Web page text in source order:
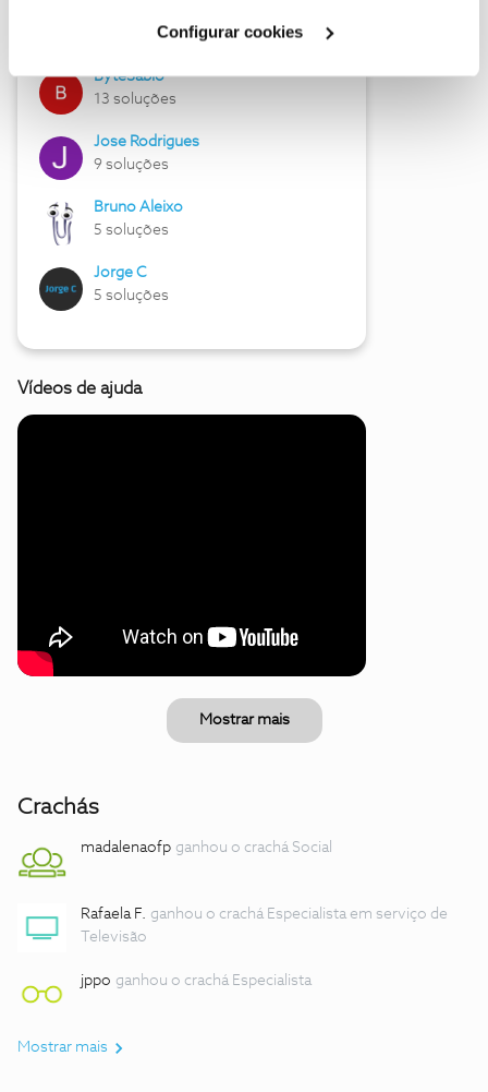
Configurar cookies
17 soluções
ByteSábio
13 soluções
Jose Rodrigues
9 soluções
Bruno Aleixo
5 soluções
Jorge C
5 soluções
Vídeos de ajuda
Mostrar mais
Crachás
madalenaofp ganhou o crachá Social
Rafaela F. ganhou o crachá Especialista em serviço de
Televisão
jppo ganhou o crachá Especialista
Mostrar mais